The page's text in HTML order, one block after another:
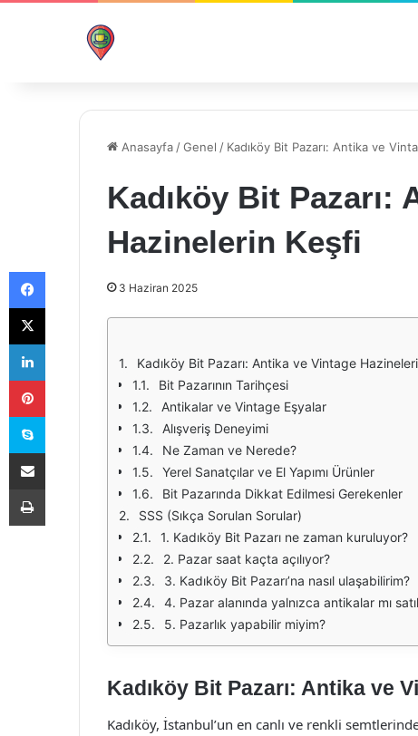
Anasayfa /Genel / Kadıköy Bit Pazarı: Antika ve
Kadıköy Bit Pazarı:
Hazinelerin Keşfi
3 Haziran 2025
Kadıköy Bit Pazarı: Antika ve Vintage
Bit Pazarının Tarihçesi
Antikalar ve Vintage Eşyalar
Alışveriş Deneyimi
Ne Zaman ve Nerede?
Yerel Sanatçılar ve El Yapımı Ürünler
Bit Pazarında Dikkat Edilmesi Gerekenler
SSS (Sıkça Sorulan Sorular)
1. Kadıköy Bit Pazarı ne zaman kuruluyor?
2. Pazar saat kaçta açılıyor?
3. Kadıköy Bit Pazarı’na nasıl ulaşabilirim?
4. Pazar alanında yalnızca antikalar mı
5. Pazarlık yapabilir miyim?
Kadıköy Bit Pazarı: Antika ve
Kadıköy, İstanbul’un en canlı ve renkli
Facebook
X
LinkedIn
Pinterest
Skype
E-Posta ile paylaş